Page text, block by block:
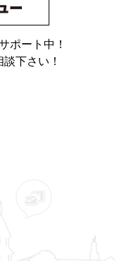
ポート中！
下さい！